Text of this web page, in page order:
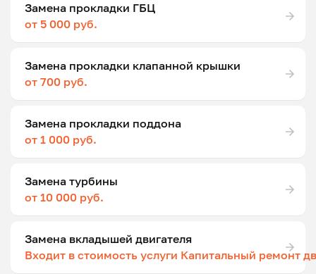
Замена прокладки ГБЦ
от 5 000 руб.
Замена прокладки клапанной крышки
от 700 руб.
Замена прокладки поддона
от 1 000 руб.
Замена турбины
от 10 000 руб.
Замена вкладышей двигателя
Входит в стоимость услуги Капитальный ремонт